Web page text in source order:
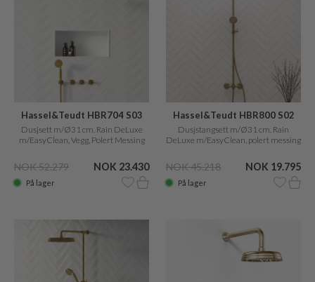
Hassel&Teudt HBR704 S03
Dusjsett m/Ø31 cm. Rain DeLuxe
m/EasyClean, Vegg, Polert Messing
NOK 52.279 NOK 23.430
På lager
Hassel&Teudt HBR800 S02
Dusjstangsett m/Ø31 cm. Rain
DeLuxe m/EasyClean, polert messing
NOK 45.218 NOK 19.795
På lager